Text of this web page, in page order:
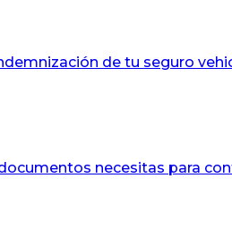
de tu seguro
necesitas para